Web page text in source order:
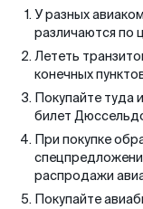
У разных
различаются по
Лететь
конечных
Покупайте туда
билет
При покупке
распродажи
Покупайте